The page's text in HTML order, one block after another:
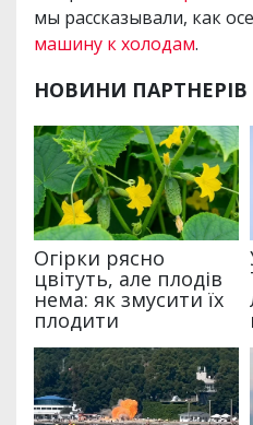
мы рассказывали, как
машину к холодам.